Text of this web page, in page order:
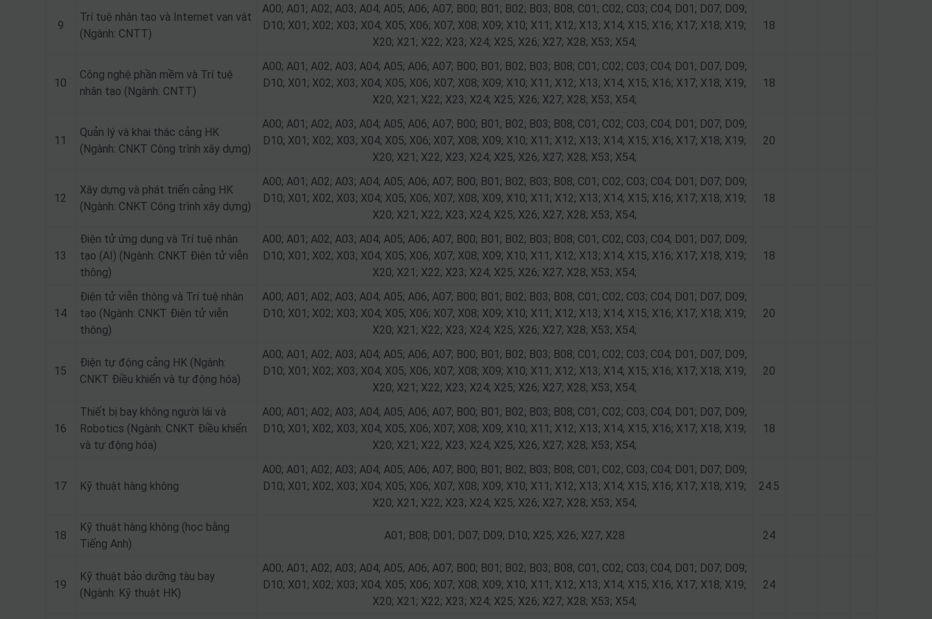
9
Trí tuệ nhân tạo và Internet vạn vật
(Ngành: CNTT)
A00; A01; A02; A03; A04; A05; A06; A07; B00; B01; B02; B03; B08; C01; C02; C03; C04; D01; D07; D09;
D10; X01; X02; X03; X04; X05; X06; X07; X08; X09; X10; X11; X12; X13; X14; X15; X16; X17; X18; X19;
X20; X21; X22; X23; X24; X25; X26; X27; X28; X53; X54;
18
10
Công nghệ phần mềm và Trí tuệ
nhân tạo (Ngành: CNTT)
A00; A01; A02; A03; A04; A05; A06; A07; B00; B01; B02; B03; B08; C01; C02; C03; C04; D01; D07; D09;
D10; X01; X02; X03; X04; X05; X06; X07; X08; X09; X10; X11; X12; X13; X14; X15; X16; X17; X18; X19;
X20; X21; X22; X23; X24; X25; X26; X27; X28; X53; X54;
18
11
Quản lý và khai thác cảng HK
(Ngành: CNKT Công trình xây dựng)
A00; A01; A02; A03; A04; A05; A06; A07; B00; B01; B02; B03; B08; C01; C02; C03; C04; D01; D07; D09;
D10; X01; X02; X03; X04; X05; X06; X07; X08; X09; X10; X11; X12; X13; X14; X15; X16; X17; X18; X19;
X20; X21; X22; X23; X24; X25; X26; X27; X28; X53; X54;
20
12
Xây dựng và phát triển cảng HK
(Ngành: CNKT Công trình xây dựng)
A00; A01; A02; A03; A04; A05; A06; A07; B00; B01; B02; B03; B08; C01; C02; C03; C04; D01; D07; D09;
D10; X01; X02; X03; X04; X05; X06; X07; X08; X09; X10; X11; X12; X13; X14; X15; X16; X17; X18; X19;
X20; X21; X22; X23; X24; X25; X26; X27; X28; X53; X54;
18
13
Điện tử ứng dụng và Trí tuệ nhân
tạo (AI) (Ngành: CNKT Điện tử viễn
thông)
A00; A01; A02; A03; A04; A05; A06; A07; B00; B01; B02; B03; B08; C01; C02; C03; C04; D01; D07; D09;
D10; X01; X02; X03; X04; X05; X06; X07; X08; X09; X10; X11; X12; X13; X14; X15; X16; X17; X18; X19;
X20; X21; X22; X23; X24; X25; X26; X27; X28; X53; X54;
18
14
Điện tử viễn thông và Trí tuệ nhân
tạo (Ngành: CNKT Điện tử viễn
thông)
A00; A01; A02; A03; A04; A05; A06; A07; B00; B01; B02; B03; B08; C01; C02; C03; C04; D01; D07; D09;
D10; X01; X02; X03; X04; X05; X06; X07; X08; X09; X10; X11; X12; X13; X14; X15; X16; X17; X18; X19;
X20; X21; X22; X23; X24; X25; X26; X27; X28; X53; X54;
20
15
Điện tự động cảng HK (Ngành:
CNKT Điều khiển và tự động hóa)
A00; A01; A02; A03; A04; A05; A06; A07; B00; B01; B02; B03; B08; C01; C02; C03; C04; D01; D07; D09;
D10; X01; X02; X03; X04; X05; X06; X07; X08; X09; X10; X11; X12; X13; X14; X15; X16; X17; X18; X19;
X20; X21; X22; X23; X24; X25; X26; X27; X28; X53; X54;
20
16
Thiết bị bay không người lái và
Robotics (Ngành: CNKT Điều khiển
và tự động hóa)
A00; A01; A02; A03; A04; A05; A06; A07; B00; B01; B02; B03; B08; C01; C02; C03; C04; D01; D07; D09;
D10; X01; X02; X03; X04; X05; X06; X07; X08; X09; X10; X11; X12; X13; X14; X15; X16; X17; X18; X19;
X20; X21; X22; X23; X24; X25; X26; X27; X28; X53; X54;
18
17 Kỹ thuật hàng không
A00; A01; A02; A03; A04; A05; A06; A07; B00; B01; B02; B03; B08; C01; C02; C03; C04; D01; D07; D09;
D10; X01; X02; X03; X04; X05; X06; X07; X08; X09; X10; X11; X12; X13; X14; X15; X16; X17; X18; X19;
X20; X21; X22; X23; X24; X25; X26; X27; X28; X53; X54;
24.5
18
Kỹ thuật hàng không (học bằng
Tiếng Anh)
A01; B08; D01; D07; D09; D10; X25; X26; X27; X28 24
19
Kỹ thuật bảo dưỡng tàu bay
(Ngành: Kỹ thuật HK)
A00; A01; A02; A03; A04; A05; A06; A07; B00; B01; B02; B03; B08; C01; C02; C03; C04; D01; D07; D09;
D10; X01; X02; X03; X04; X05; X06; X07; X08; X09; X10; X11; X12; X13; X14; X15; X16; X17; X18; X19;
X20; X21; X22; X23; X24; X25; X26; X27; X28; X53; X54;
24